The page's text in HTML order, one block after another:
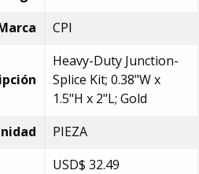
CPI
Heavy-Duty Junction-
Splice Kit; 0.38"W x
1.5"H x 2"L; Gold
PIEZA
USD$ 32.49